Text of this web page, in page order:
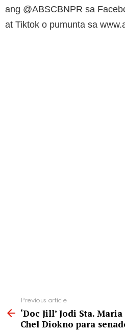
ang @ABSCBNPR sa
at Tiktok o pumunta sa
more
Previous article
‘Doc Jill’ Jodi Sta.
Chel Diokno para